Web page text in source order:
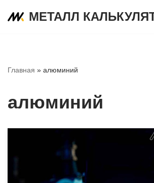
МЕТАЛЛ
Главная » алюминий
алюминий